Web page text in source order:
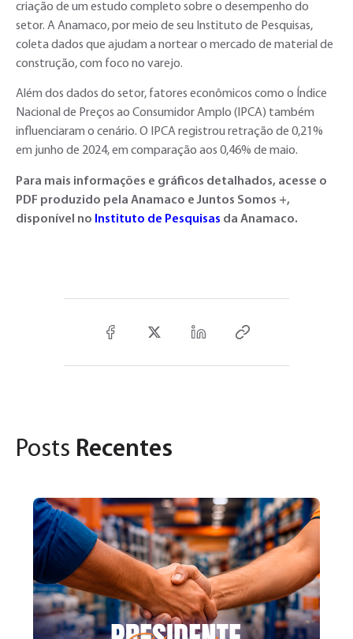
criação de um estudo completo sobre o desempenho do
setor. A Anamaco, por meio de seu Instituto de Pesquisas,
coleta dados que ajudam a nortear o mercado de material de
construção, com foco no varejo.
Além dos dados do setor, fatores econômicos como o Índice
Nacional de Preços ao Consumidor Amplo (IPCA) também
influenciaram o cenário. O IPCA registrou retração de 0,21%
em junho de 2024, em comparação aos 0,46% de maio.
Para mais informações e gráficos detalhados, acesse o
PDF produzido pela Anamaco e Juntos Somos +,
disponível no Instituto de Pesquisas da Anamaco.
Posts Recentes